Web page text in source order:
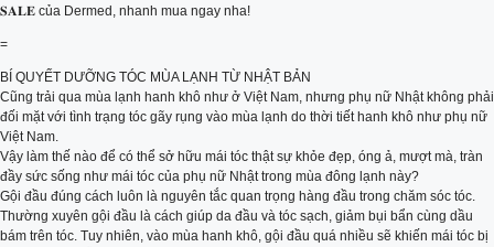
𝐒𝐀𝐋𝐄 của Dermed, nhanh mua ngay nha!
=
BÍ QUYẾT DƯỠNG TÓC MÙA LẠNH TỪ NHẬT BẢN
Cũng trải qua mùa lạnh hanh khô như ở Việt Nam, nhưng phụ nữ Nhật không phải
đối mặt với tình trạng tóc gãy rụng vào mùa lạnh do thời tiết hanh khô như phụ nữ
Việt Nam.
Vậy làm thế nào để có thể sở hữu mái tóc thật sự khỏe đẹp, óng ả, mượt mà, tràn
đầy sức sống như mái tóc của phụ nữ Nhật trong mùa đông lạnh này?
Gội đầu đúng cách luôn là nguyên tắc quan trọng hàng đầu trong chăm sóc tóc.
Thường xuyên gội đầu là cách giúp da đầu và tóc sạch, giảm bụi bẩn cùng dầu
bám trên tóc. Tuy nhiên, vào mùa hanh khô, gội đầu quá nhiều sẽ khiến mái tóc bị